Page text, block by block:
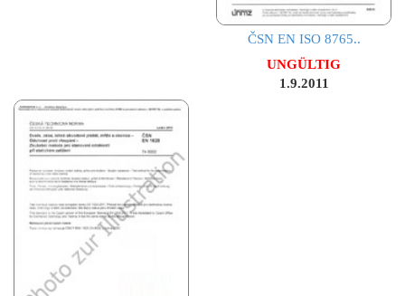
ČSN EN ISO 8765..
UNGÜLTIG
1.9.2011